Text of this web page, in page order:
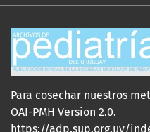
Para cosechar nuestros
OAI-PMH Version 2.0.
https://adp.sup.org.uy/